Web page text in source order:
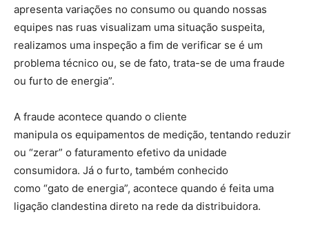
apresenta variações no consumo ou quando nossas
equipes nas ruas visualizam uma situação suspeita,
realizamos uma inspeção a fim de verificar se é um
problema técnico ou, se de fato, trata-se de uma fraude
ou furto de energia”.
A fraude acontece quando o cliente
manipula os equipamentos de medição, tentando reduzir
ou “zerar” o faturamento efetivo da unidade
consumidora. Já o furto, também conhecido
como “gato de energia”, acontece quando é feita uma
ligação clandestina direto na rede da distribuidora.